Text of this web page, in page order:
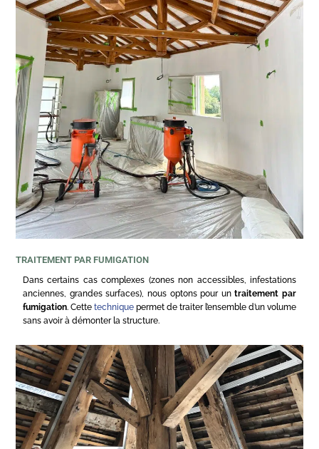
TRAITEMENT PAR FUMIGATION
Dans certains cas complexes (zones non accessibles, infestations
anciennes, grandes surfaces), nous optons pour untraitement par
fumigation. Cette technique permet de traiter l’ensemble d’un volume
sans avoir à démonter la structure.